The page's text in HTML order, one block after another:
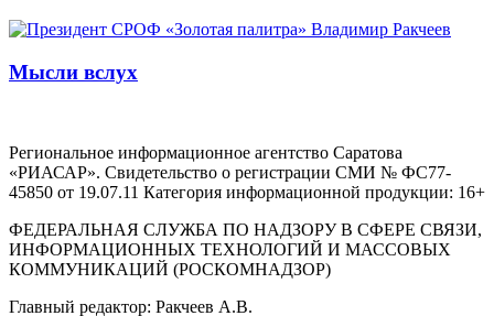
Мысли вслух
Региональное информационное агентство Саратова
«РИАСАР». Свидетельство о регистрации СМИ № ФС77-
45850 от 19.07.11 Категория информационной продукции: 16+
ФЕДЕРАЛЬНАЯ СЛУЖБА ПО НАДЗОРУ В СФЕРЕ СВЯЗИ,
ИНФОРМАЦИОННЫХ ТЕХНОЛОГИЙ И МАССОВЫХ
КОММУНИКАЦИЙ (РОСКОМНАДЗОР)
Главный редактор: Ракчеев А.В.